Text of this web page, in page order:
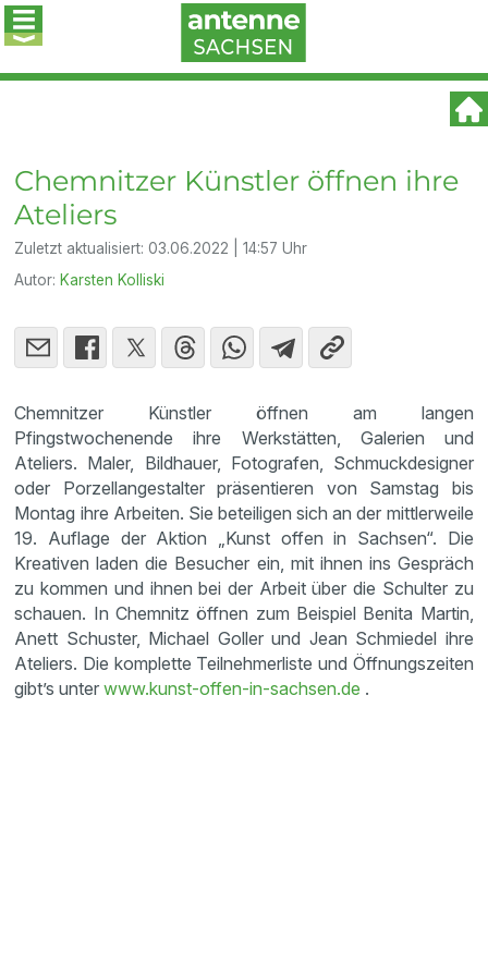
Chemnitzer Künstler öffnen ihre
Ateliers
Zuletzt aktualisiert:03.06.2022 | 14:57 Uhr
Autor: Karsten Kolliski
Chemnitzer Künstler öffnen am langen
Pfingstwochenende ihre Werkstätten, Galerien und
Ateliers. Maler, Bildhauer, Fotografen, Schmuckdesigner
oder Porzellangestalter präsentieren von Samstag bis
Montag ihre Arbeiten. Sie beteiligen sich an der mittlerweile
19. Auflage der Aktion „Kunst offen in Sachsen“. Die
Kreativen laden die Besucher ein, mit ihnen ins Gespräch
zu kommen und ihnen bei der Arbeit über die Schulter zu
schauen. In Chemnitz öffnen zum Beispiel Benita Martin,
Anett Schuster, Michael Goller und Jean Schmiedel ihre
Ateliers. Die komplette Teilnehmerliste und Öffnungszeiten
gibt’s unterwww.kunst-offen-in-sachsen.de .